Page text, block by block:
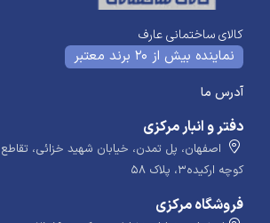
کالای ساختمانی عارف
نماینده بیش از 20 برند معتبر
آدرس ما
دفتر و انبار مرکزی
اصفهان، پل تمدن، خیابان شهید خزائی،
کوچه ارکیده۳، پلاک ۵۸
فروشگاه مرکزی